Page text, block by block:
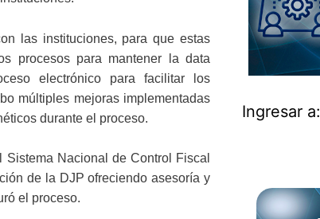
las instituciones, para que estas
procesos para mantener la data
electrónico para facilitar los
múltiples mejoras implementadas
durante el proceso.
Nacional de Control Fiscal
de la DJP ofreciendo asesoría y
el proceso.
Ingresar a: